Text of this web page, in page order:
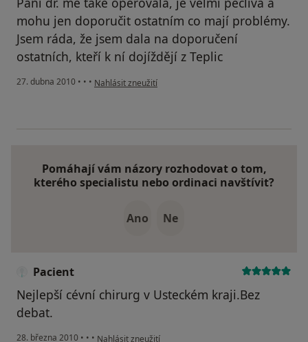
mohu jen doporučit ostatním co mají problémy.
Jsem ráda, že jsem dala na doporučení
ostatních, kteří k ní dojíždějí z Teplic
27. dubna 2010 • • • podle názoru uživatele Váš účet byl odstraněn
Nahlásit zneužití
Pomáhají vám názory rozhodovat o tom,
kterého specialistu nebo ordinaci navštívit?
Ano Ne
Pacient
Nejlepší cévní chirurg v Usteckém kraji.Bez
debat.
28. března 2010 • • • podle názoru uživatele Pacient
Nahlásit zneužití